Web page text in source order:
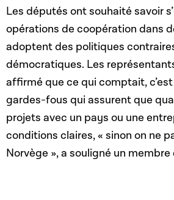
Les députés ont souhaité savoir
opérations de coopération dans
adoptent des politiques
démocratiques. Les
affirmé que ce qui comptait, c’est
gardes-fous qui assurent que
projets avec un pays ou une
conditions claires,« sinon on ne
Norvège », a souligné un